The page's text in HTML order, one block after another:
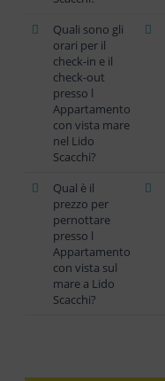
Quali sono gli
orari per il
check-in e il
check-out
presso l
Appartamento
con vista mare
nel Lido
Scacchi?
Qual è il
prezzo per
pernottare
presso l
Appartamento
con vista sul
mare a Lido
Scacchi?